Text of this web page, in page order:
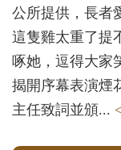
公所提供，長者
這隻雞太重了提
啄她，逗得大家
揭開序幕表演煙
主任致詞並頒...